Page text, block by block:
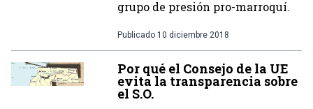
grupo de presión pro-marroquí.
Publicado 10 diciembre 2018
Por qué el Consejo de la UE
evita la transparencia sobre
el S.O.